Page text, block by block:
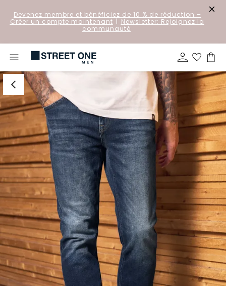
Devenez membre et bénéficiez de 10 % de réduction –
Créer un compte maintenant | Newsletter: Rejoignez la
communauté